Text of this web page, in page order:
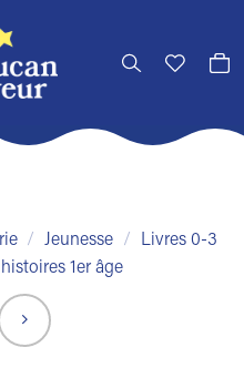
/ Jeunesse /
Livres 0-3
1er âge